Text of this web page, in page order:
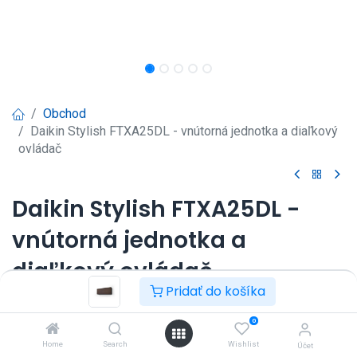
Pridať do košíka
Home Search
0
Wishlist Účet
Obchod
Daikin Stylish FTXA25DL - vnútorná jednotka a diaľkový
ovládač
Daikin Stylish FTXA25DL -
vnútorná jednotka a
diaľkový ovládač
Nástenná klimatizácia Daikin Stylish 2,5kW.
Prihlásenie | Registrácia
pre